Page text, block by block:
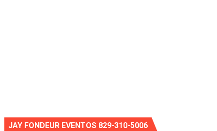
JAY FONDEUR EVENTOS 829-310-5006